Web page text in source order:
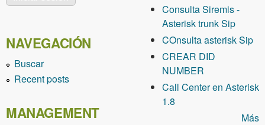
NAVEGACIÓN
Buscar
Recent posts
MANAGEMENT
Consulta Siremis -
Asterisk trunk Sip
COnsulta asterisk Sip
CREAR DID
NUMBER
Call Center en Asterisk
1.8
Más